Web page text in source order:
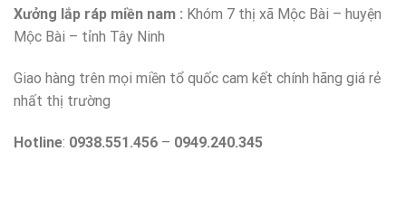
Xưởng lắp ráp miền nam : Khóm 7 thị xã Mộc Bài – huyện
Mộc Bài – tỉnh Tây Ninh
Giao hàng trên mọi miền tổ quốc cam kết chính hãng giá rẻ
nhất thị trường
Hotline: 0938.551.456 – 0949.240.345